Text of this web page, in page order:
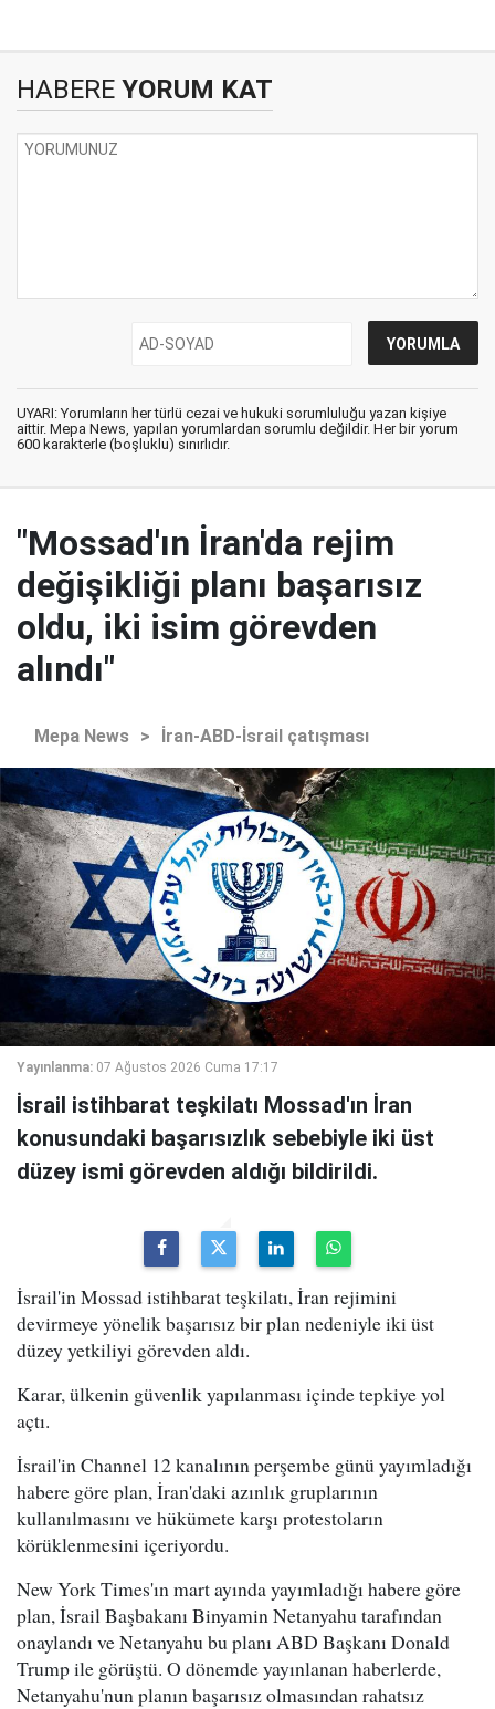
HABERE YORUM KAT
UYARI: Yorumların her türlü cezai ve hukuki sorumluluğu yazan kişiye
aittir. Mepa News, yapılan yorumlardan sorumlu değildir. Her bir yorum
600 karakterle (boşluklu) sınırlıdır.
"Mossad'ın İran'da rejim
değişikliği planı başarısız
oldu, iki isim görevden
alındı"
Mepa News > İran-ABD-İsrail çatışması
Yayınlanma: 07 Ağustos 2026 Cuma 17:17
İsrail istihbarat teşkilatı Mossad'ın İran
konusundaki başarısızlık sebebiyle iki üst
düzey ismi görevden aldığı bildirildi.
İsrail'in Mossad istihbarat teşkilatı, İran rejimini
devirmeye yönelik başarısız bir plan nedeniyle iki üst
düzey yetkiliyi görevden aldı.
Karar, ülkenin güvenlik yapılanması içinde tepkiye yol
açtı.
İsrail'in Channel 12 kanalının perşembe günü yayımladığı
habere göre plan, İran'daki azınlık gruplarının
kullanılmasını ve hükümete karşı protestoların
körüklenmesini içeriyordu.
New York Times'ın mart ayında yayımladığı habere göre
plan, İsrail Başbakanı Binyamin Netanyahu tarafından
onaylandı ve Netanyahu bu planı ABD Başkanı Donald
Trump ile görüştü. O dönemde yayınlanan haberlerde,
Netanyahu'nun planın başarısız olmasından rahatsız